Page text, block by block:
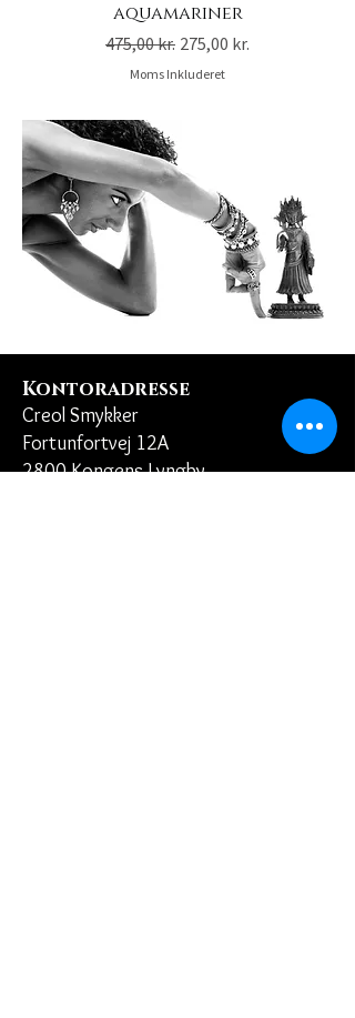
aquamariner
Regulær pris
475,00 kr. Salgspris
275,00 kr.
Moms Inkluderet
Kontoradresse
Creol Smykker
Fortunfortvej 12A
2800 Kongens Lyngby